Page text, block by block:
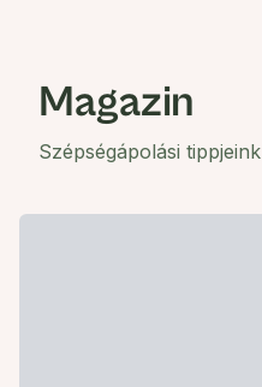
Magazin
Szépségápolási tippjeink